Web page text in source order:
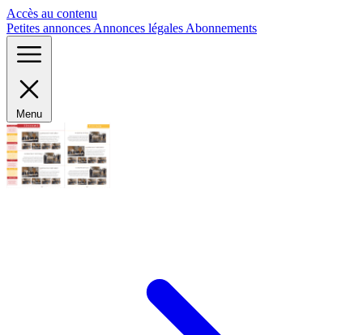
Accès au contenu
Petites annonces Annonces légales Abonnements
Menu
Panneau de gestion des cookies